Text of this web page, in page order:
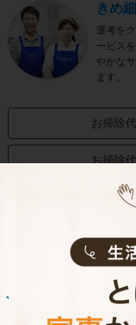
きめ
選考を
ービス
やかな
ます。
お掃除
お掃除
30代 共働き 育児休暇中